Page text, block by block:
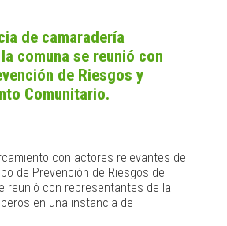
de camaradería
comuna se reunió con
de Riesgos y
Comunitario.
con actores relevantes de
de Prevención de Riesgos de
reunió con representantes de la
en una instancia de